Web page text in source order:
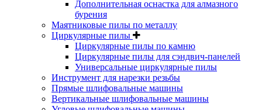
Дополнительная оснастка для алмазного
бурения
Маятниковые пилы по металлу
Циркулярные пилы
Циркулярные пилы по камню
Циркулярные пилы для сэндвич-панелей
Универсальные циркулярные пилы
Инструмент для нарезки резьбы
Прямые шлифовальные машины
Вертикальные шлифовальные машины